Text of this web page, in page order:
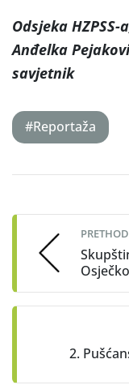
Odsjeka
Anđelka
savjetnik
#Reportaža
navigation
2.